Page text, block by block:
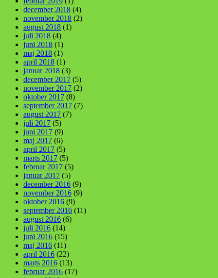
december 2018 (4)
november 2018 (2)
august 2018 (1)
juli 2018 (4)
juni 2018 (1)
maj 2018 (1)
april 2018 (1)
januar 2018 (3)
december 2017 (5)
november 2017 (2)
oktober 2017 (8)
september 2017 (7)
august 2017 (7)
juli 2017 (5)
juni 2017 (9)
maj 2017 (6)
april 2017 (5)
marts 2017 (5)
februar 2017 (5)
januar 2017 (5)
december 2016 (9)
november 2016 (9)
oktober 2016 (9)
september 2016 (11)
august 2016 (6)
juli 2016 (14)
juni 2016 (15)
maj 2016 (11)
april 2016 (22)
marts 2016 (13)
februar 2016 (17)